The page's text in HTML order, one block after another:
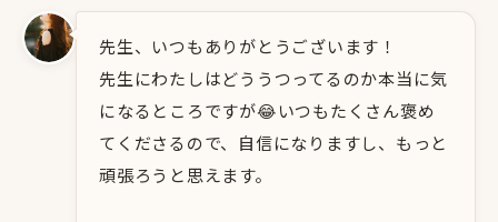
先生、いつもありがとうございます！
先生にわたしはどううつってるのか本当に気
になるところですが😂いつもたくさん褒め
てくださるので、自信になりますし、もっと
頑張ろうと思えます。